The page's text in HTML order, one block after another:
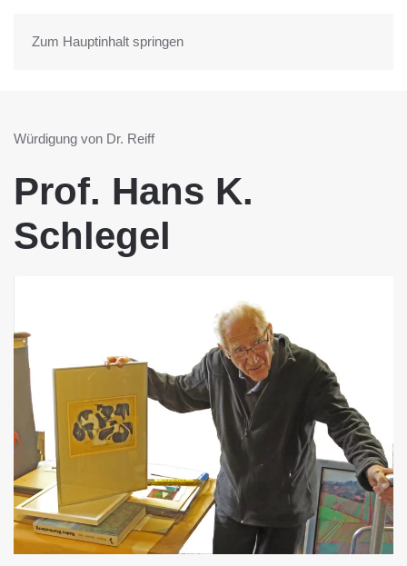
Zum Hauptinhalt springen
Würdigung von Dr. Reiff
Prof. Hans K.
Schlegel